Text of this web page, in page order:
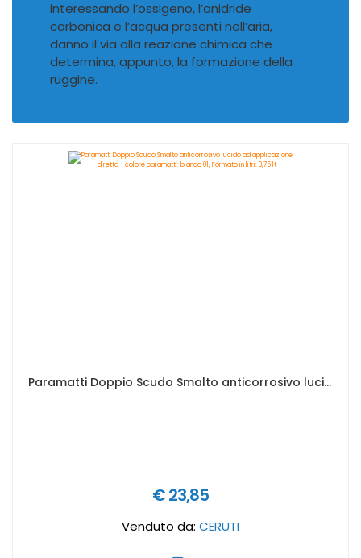
interessando l’ossigeno, l’anidride
carbonica e l’acqua presenti nell’aria,
danno il via alla reazione chimica che
determina, appunto, la formazione della
ruggine.
Paramatti Doppio Scudo Smalto anticorrosivo lucido ad applicazione diretta - colore paramatti: bianco 01, Formato in litri: 0,75 lt
€ 23,85
Venduto da: CERUTI